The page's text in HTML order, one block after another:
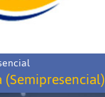
(Semipresencial)